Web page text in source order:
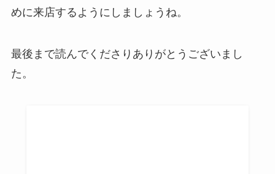
めに来店するようにしましょうね。
最後まで読んでくださりありがとうございまし
た。